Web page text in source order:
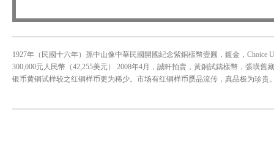
1927年（民國十六年）孫中山像中華民國開國紀念紫銅樣幣壹圓，鍍金，
300,000元人民幣（42,255美元） 2008年4月，誠軒拍賣，黃銅試鑄樣幣，張璜
银币黄铜试样较之红铜样币更为稀少。市场有红铜样币赝品流传，真品极为珍贵